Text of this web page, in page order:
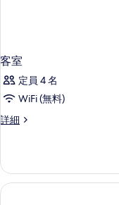
客室
定員 4 名
WiFi (無料)
詳細
客
細